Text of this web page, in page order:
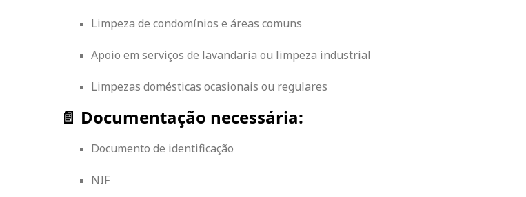
Limpeza de condomínios e áreas comuns
Apoio em serviços de lavandaria ou limpeza industrial
Limpezas domésticas ocasionais ou regulares
📄 Documentação necessária:
Documento de identificação
NIF